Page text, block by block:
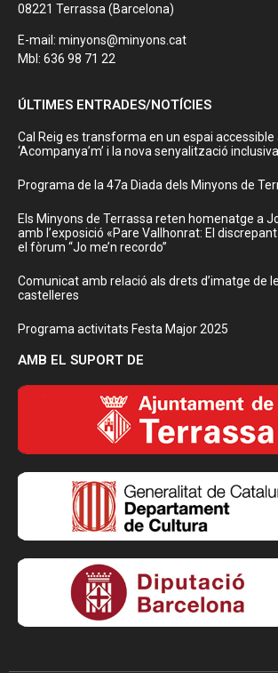
08221 Terrassa (Barcelona)
E-mail: minyons@minyons.cat
Mbl: 636 98 71 22
ÚLTIMES ENTRADES/NOTÍCIES
Cal Reig es transforma en un espai
‘Acompanya’m’ i la nova senyalització inclusiva
Programa de la 47a Diada dels Minyons de
Els Minyons de Terrassa reten homenatge a
amb l’exposició «Pare Vallhonrat: El discrepant
el fòrum “Jo me’n recordo”
Comunicat amb relació als drets d’imatge de
castelleres
Programa activitats Festa Major 2025
AMB EL SUPORT DE